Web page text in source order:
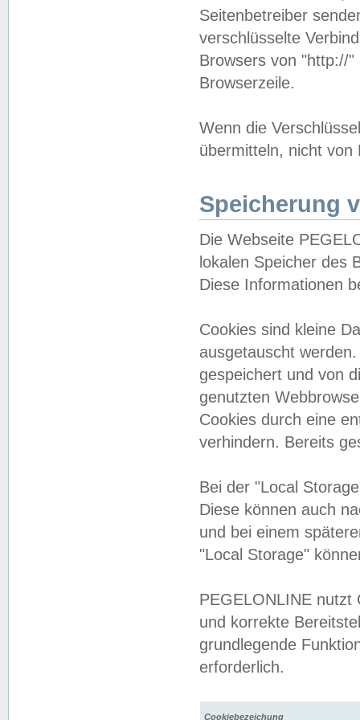
Seitenbetreiber
verschlüsselte
Browsers von "http://
Browserzeile.
Wenn die
übermitteln, nicht von
Speicherung
Die Webseite
lokalen Speicher des
Diese Informationen
Cookies sind kleine
ausgetauscht
gespeichert und von
genutzten
Cookies durch eine
verhindern. Bereits
Bei der "Local
Diese können auch
und bei einem
"Local Storage"
PEGELONLINE nutzt
und korrekte
grundlegende
erforderlich.
Cookiebezeichung